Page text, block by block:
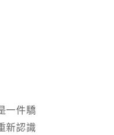
一件驕
新認識